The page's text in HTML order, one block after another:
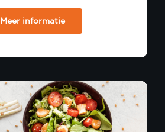
Meer informatie